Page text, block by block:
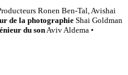
Ronen Ben-Tal, Avishai
de la photographie Shai Goldman
du son Aviv Aldema •